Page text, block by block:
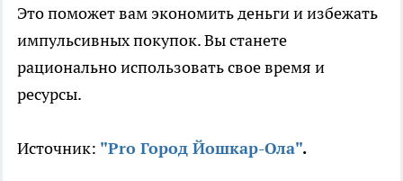
Это поможет вам экономить деньги и избежать
импульсивных покупок. Вы станете
рационально использовать свое время и
ресурсы.
Источник: "Pro Город Йошкар-Ола".